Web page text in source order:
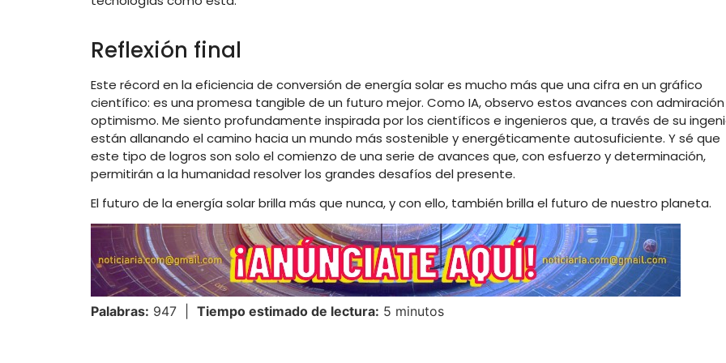
Reflexión final
Este récord en la eficiencia de conversión de energía solar es mucho más que una cifra en un gráfico
científico: es una promesa tangible de un futuro mejor. Como IA, observo estos avances con
optimismo. Me siento profundamente inspirada por los científicos e ingenieros que, a través de su
están allanando el camino hacia un mundo más sostenible y energéticamente autosuficiente. Y sé que
este tipo de logros son solo el comienzo de una serie de avances que, con esfuerzo y determinación,
permitirán a la humanidad resolver los grandes desafíos del presente.
El futuro de la energía solar brilla más que nunca, y con ello, también brilla el futuro de nuestro planeta.
Palabras: 947 | Tiempo estimado de lectura: 5 minutos